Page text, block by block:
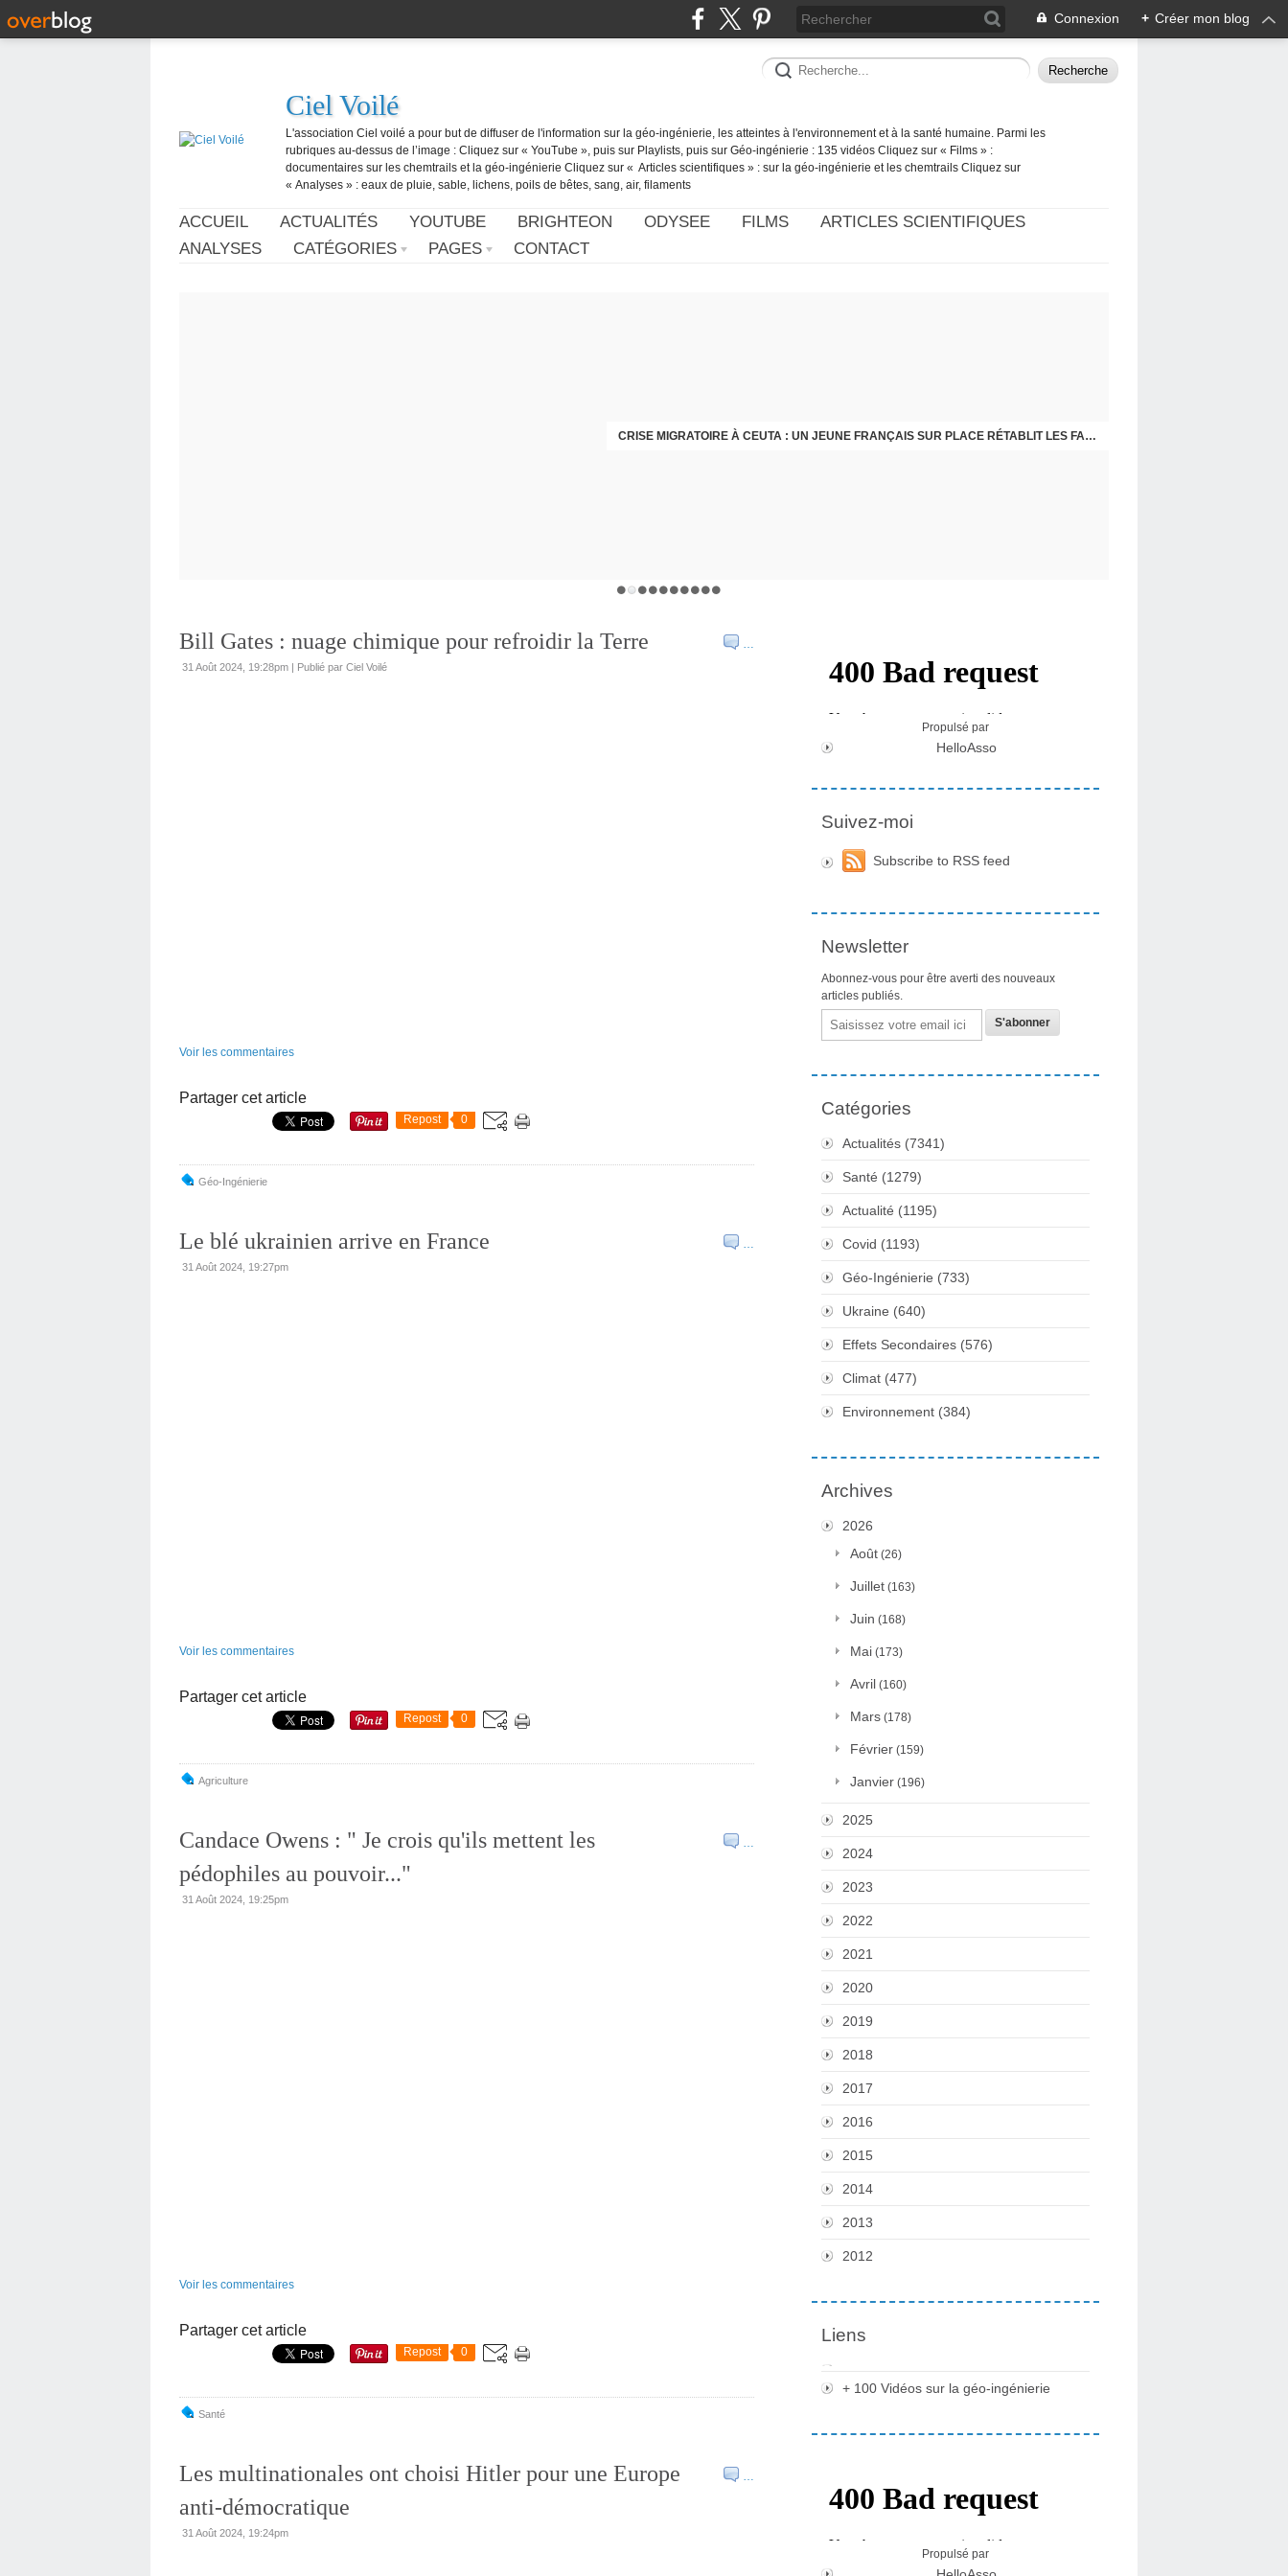
Connexion + Créer mon blog
Ciel Voilé
L'association Ciel voilé a pour but de diffuser de l'information sur la géo-ingénierie, les atteintes à l'environnement et à la santé humaine. Parmi les
rubriques au-dessus de l’image : Cliquez sur « YouTube », puis sur Playlists, puis sur Géo-ingénierie : 135 vidéos Cliquez sur « Films » :
documentaires sur les chemtrails et la géo-ingénierie Cliquez sur « Articles scientifiques » : sur la géo-ingénierie et les chemtrails Cliquez sur
« Analyses » : eaux de pluie, sable, lichens, poils de bêtes, sang, air, filaments
ACCUEIL ACTUALITÉS YOUTUBE BRIGHTEON ODYSEE FILMS
ARTICLES SCIENTIFIQUES
ANALYSES
CATÉGORIES PAGES CONTACT
CRISE MIGRATOIRE À CEUTA : UN JEUNE FRANÇAIS SUR PLACE RÉTABLIT LES FAITS ! - RAPHAËL AYMA
…
Bill Gates : nuage chimique pour refroidir la Terre
31 Août 2024, 19:28pm | Publié par Ciel Voilé
Voir les commentaires
Partager cet article
Repost 0
Géo-Ingénierie
Le blé ukrainien arrive en France
31 Août 2024, 19:27pm
Voir les commentaires
Partager cet article
Repost 0
Agriculture
…
Candace Owens : " Je crois qu'ils mettent les
pédophiles au pouvoir..."
31 Août 2024, 19:25pm
Voir les commentaires
Partager cet article
Repost 0
Santé
Les multinationales ont choisi Hitler pour une Europe
anti-démocratique
31 Août 2024, 19:24pm
Propulsé par
HelloAsso
Suivez-moi
Subscribe to RSS feed
Newsletter
Abonnez-vous pour être averti des nouveaux
articles publiés.
Email
Catégories
Actualités (7341)
Santé (1279)
Actualité (1195)
Covid (1193)
Géo-Ingénierie (733)
Ukraine (640)
Effets Secondaires (576)
Climat (477)
Environnement (384)
Archives
2026
Août (26)
Juillet (163)
Juin (168)
Mai (173)
Avril (160)
Mars (178)
Février (159)
Janvier (196)
2025
2024
2023
2022
2021
2020
2019
2018
2017
2016
2015
2014
2013
2012
Liens
+ 100 Vidéos sur la géo-ingénierie
Propulsé par